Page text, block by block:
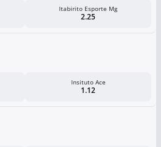
Itabirito Esporte Mg
2.25
Insituto Ace
1.12